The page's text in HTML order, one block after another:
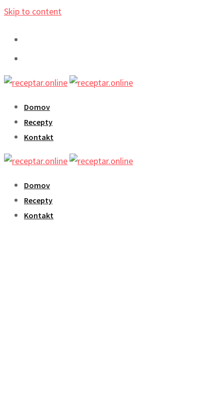
Skip to content
Domov
Recepty
Kontakt
Domov
Recepty
Kontakt